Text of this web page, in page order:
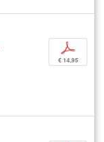
p
€ 14,95